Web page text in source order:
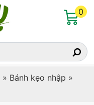
0
» Bánh kẹo nhập »